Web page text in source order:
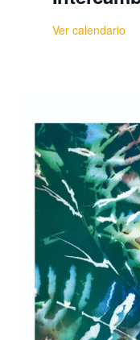
Ver calendario